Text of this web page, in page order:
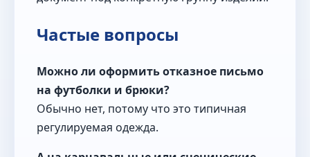
Частые вопросы
Можно ли оформить отказное письмо
на футболки и брюки?
Обычно нет, потому что это типичная
регулируемая одежда.